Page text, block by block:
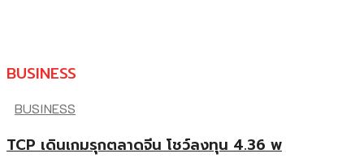
BUSINESS
BUSINESS
TCP เดินเกมรุกตลาดจีน โชว์ลงทุน 4.36 พ